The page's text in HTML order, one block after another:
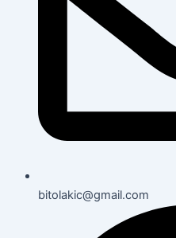
bitolakic@gmail.com